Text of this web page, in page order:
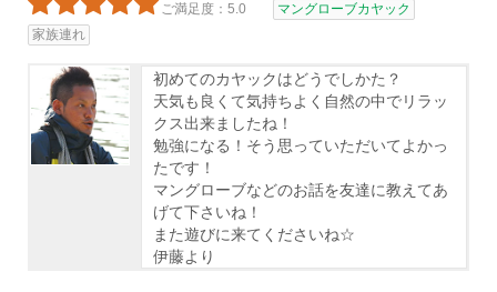
ご満足度：5.0
マングローブカヤック
家族連れ
初めてのカヤックはどうでしかた？
天気も良くて気持ちよく自然の中でリラッ
クス出来ましたね！
勉強になる！そう思っていただいてよかっ
たです！
マングローブなどのお話を友達に教えてあ
げて下さいね！
また遊びに来てくださいね☆
伊藤より